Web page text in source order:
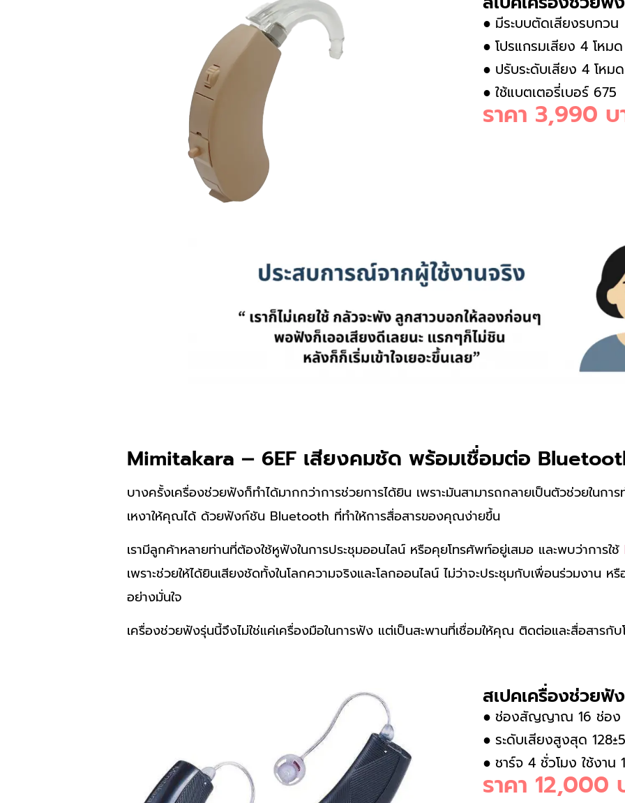
● มีระบบตัดเสียงรบกวน
● โปรแกรมเสียง 4 โหมด
● ปรับระดับเสียง 4 โหมด
●ใช้แบตเตอรี่เบอร์ 675
ราคา 3,990 บ
Mimitakara – 6EF เสียงคมชัด พร้อมเชื่อมต่อ
บางครั้งเครื่องช่วยฟังก็ทำได้มากกว่าการช่วยการได้ยิน เพราะมันสามารถกลายเป็นตัวช่วยในกา
เหงาให้คุณได้ ด้วยฟังก์ชัน Bluetooth ที่ทำให้การสื่อสารของคุณง่ายขึ้น
เรามีลูกค้าหลายท่านที่ต้องใช้หูฟังในการประชุมออนไลน์ หรือคุยโทรศัพท์อยู่เสมอ และพบว่าการใช้
เพราะช่วยให้ได้ยินเสียงชัดทั้งในโลกความจริงและโลกออนไลน์ ไม่ว่าจะประชุมกับเพื่อนร่วมงาน
อย่างมั่นใจ
เครื่องช่วยฟังรุ่นนี้จึงไม่ใช่แค่เครื่องมือในการฟัง แต่เป็นสะพานที่เชื่อมให้คุณ ติดต่อและสื่อสารกับ
สเปคเครื่องช่วย
● ช่องสัญญาณ 16 ช่อง
● ระดับเสียงสูงสุด
● ชาร์จ 4 ชั่วโมง ใช้งาน
ราคา 12,000